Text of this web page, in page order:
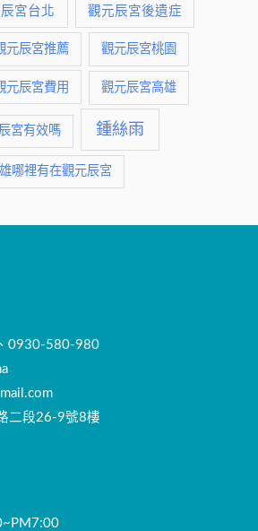
宮台北 觀元辰宮後遺症
元辰宮推薦 觀元辰宮桃園
元辰宮費用 觀元辰宮高雄
宮有效嗎 鍾絲雨
哪裡有在觀元辰宮
0930-580-980
二段26-9號8樓